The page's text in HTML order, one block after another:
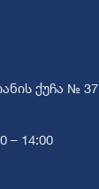
ქუჩა № 37
– 14:00